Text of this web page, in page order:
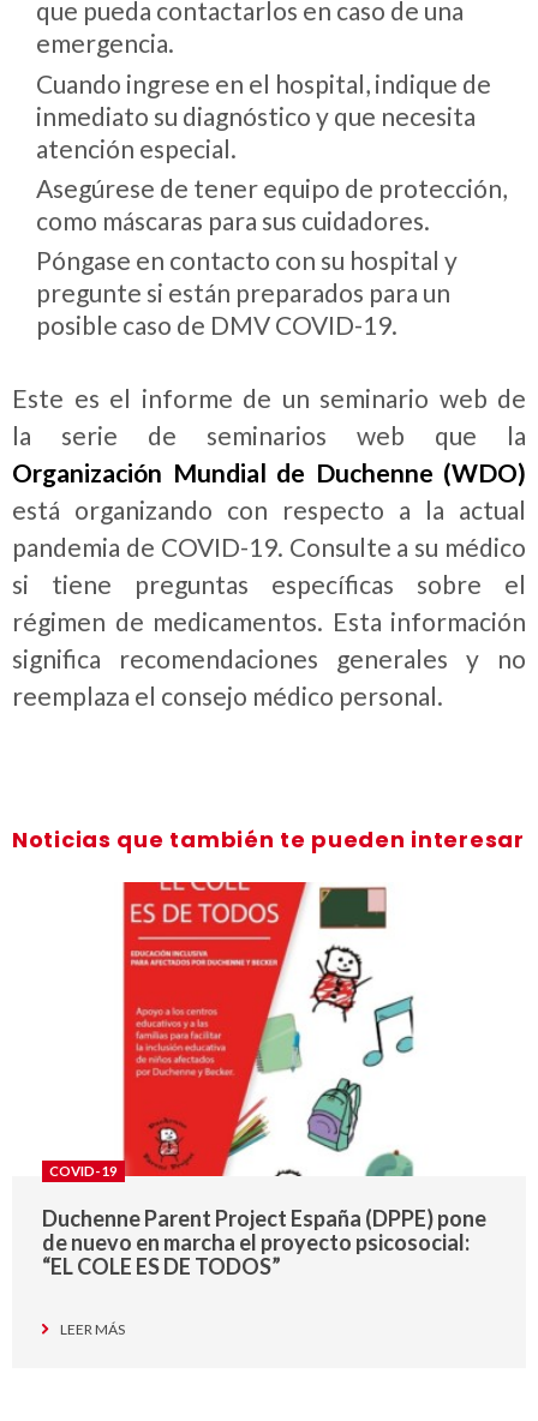
que pueda contactarlos en caso de una
emergencia.
Cuando ingrese en el hospital, indique de
inmediato su diagnóstico y que necesita
atención especial.
Asegúrese de tener equipo de protección,
como máscaras para sus cuidadores.
Póngase en contacto con su hospital y
pregunte si están preparados para un
posible caso de DMV COVID-19.
Este es el informe de un seminario web de
la serie de seminarios web que la
Organización Mundial de Duchenne (WDO)
está organizando con respecto a la actual
pandemia de COVID-19. Consulte a su médico
si tiene preguntas específicas sobre el
régimen de medicamentos. Esta información
significa recomendaciones generales y no
reemplaza el consejo médico personal.
Noticias que también te pueden interesar
COVID-19
Duchenne Parent Project España (DPPE) pone
de nuevo en marcha el proyecto psicosocial:
“EL COLE ES DE TODOS”
LEER MÁS